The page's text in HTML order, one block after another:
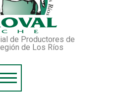
de Productores de
de Los Ríos